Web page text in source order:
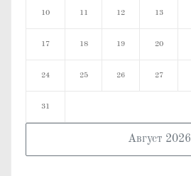
Август 2026
10 11 12 13
17 18 19 20
24 25 26 27
31